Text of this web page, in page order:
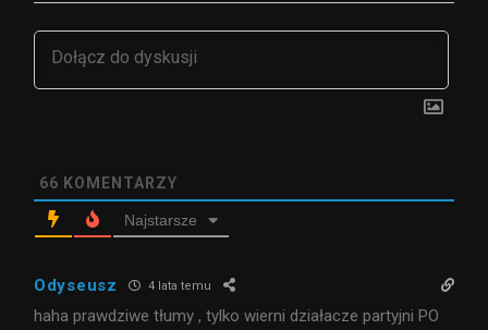
66 KOMENTARZY
Najstarsze
Odyseusz 4 lata temu
haha prawdziwe tłumy , tylko wierni działacze partyjni PO